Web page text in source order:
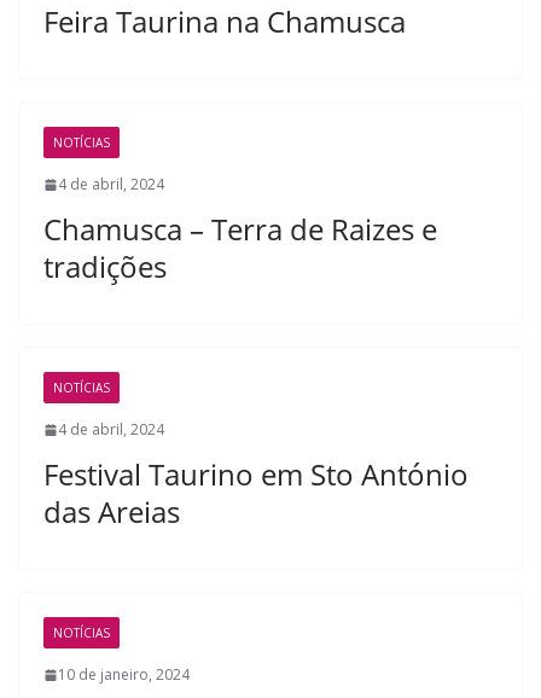
Feira Taurina na Chamusca
NOTÍCIAS
4 de abril, 2024
Chamusca – Terra de Raizes e
tradições
NOTÍCIAS
4 de abril, 2024
Festival Taurino em Sto António
das Areias
NOTÍCIAS
10 de janeiro, 2024